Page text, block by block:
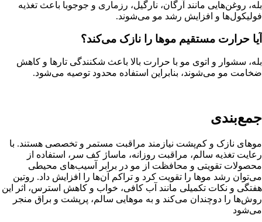
بله، روغن‌هایی مانند آرگان، نارگیل، رزماری و جوجوبا باعث تغذیه
فولیکول‌ها و افزایش رشد مو می‌شوند.
آیا حرارت مستقیم موها را نازک می‌کند؟
بله، سشوار و اتوی مو با حرارت بالا باعث شکنندگی تارها و کاهش
ضخامت مو می‌شوند، بنابراین استفاده محدود توصیه می‌شود.
جمع‌بندی
موهای نازک و کم‌پشت نیازمند مراقبت مستمر و تخصصی هستند. با
رعایت تغذیه سالم، مراقبت روزانه، ماساژ کف سر، استفاده از
محصولات تقویتی و محافظت از مو در برابر آسیب‌های محیطی
می‌توان رشد موها را تقویت کرد و تراکم آن‌ها را افزایش داد. روتین
هفتگی و نکات تکمیلی مانند آب کافی، خواب و کاهش استرس، اثر این
روش‌ها را دوچندان می‌کند و به موهایی سالم، پرپشت و براق منجر
می‌شود